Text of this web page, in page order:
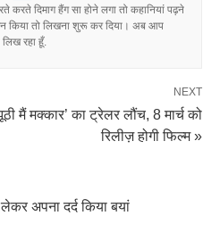
करते दिमाग हैंग सा होने लगा तो कहानियां पढ़ने
किया तो लिखना शुरू कर दिया। अब आप
रहा हूँ.
NEXT
मैं मक्कार’ का ट्रेलर लौंच, 8 मार्च को
रिलीज़ होगी फिल्म »
अपना दर्द किया बयां